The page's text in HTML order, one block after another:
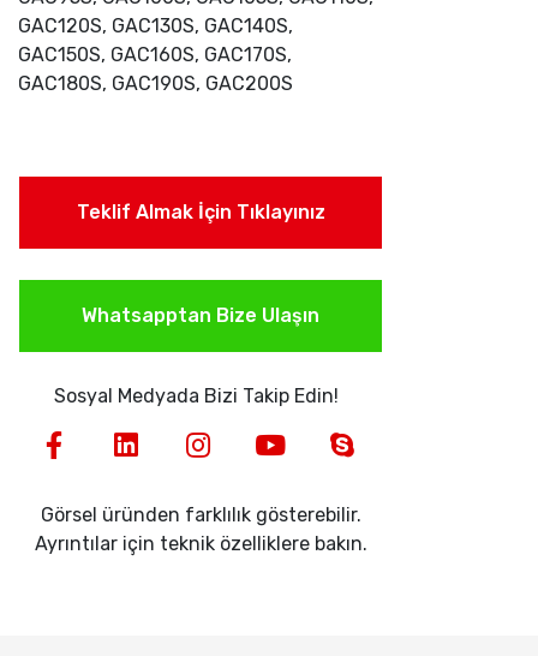
GAC120S, GAC130S, GAC140S,
GAC150S, GAC160S, GAC170S,
GAC180S, GAC190S, GAC200S
Teklif Almak İçin Tıklayınız
Whatsapptan Bize Ulaşın
Sosyal Medyada Bizi Takip Edin!
Görsel üründen farklılık gösterebilir.
Ayrıntılar için teknik özelliklere bakın.